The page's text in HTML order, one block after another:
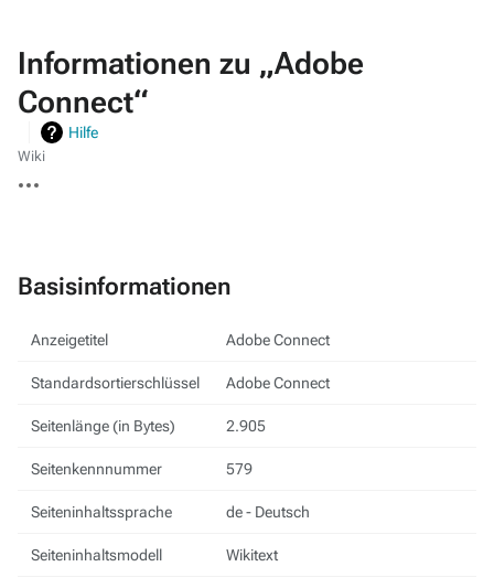
Informationen zu „Adobe
Connect“
Hilfe
Wiki
Aktionen
Basisinformationen
Anzeigetitel Adobe Connect
Standardsortierschlüssel Adobe Connect
Seitenlänge (in Bytes) 2.905
Seitenkennnummer 579
Seiteninhaltssprache de - Deutsch
Seiteninhaltsmodell Wikitext